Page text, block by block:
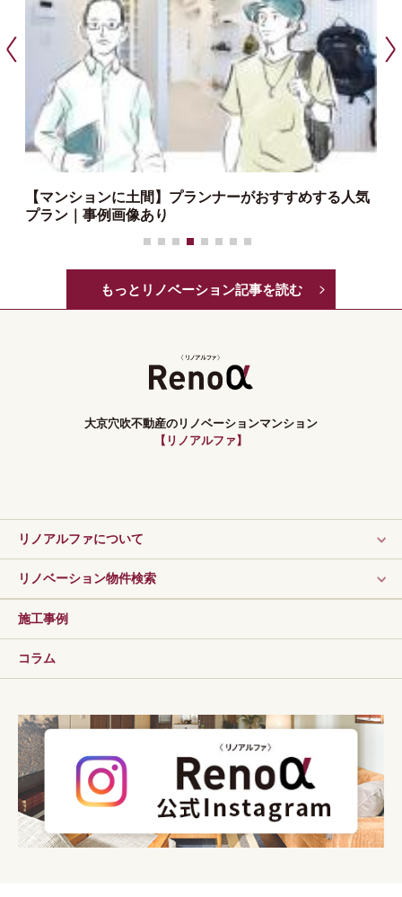
【マンションに土間】プランナーがおすすめする人気
プラン｜事例画像あり
もっとリノベーション記事を読む
大京穴吹不動産のリノベーションマンション
【リノアルファ】
リノアルファについて
リノベーション物件検索
施工事例
コラム